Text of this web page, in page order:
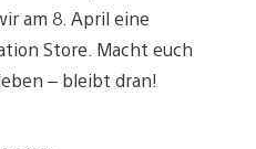
am 8. April eine
Store. Macht euch
– bleibt dran!